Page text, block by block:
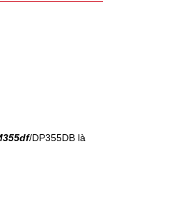
/DP355DB là